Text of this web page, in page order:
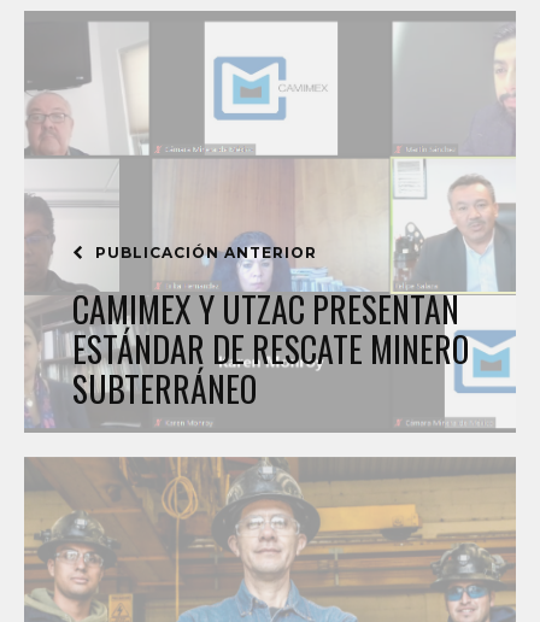
PUBLICACIÓN ANTERIOR
CAMIMEX Y UTZAC PRESENTAN
ESTÁNDAR DE RESCATE MINERO
SUBTERRÁNEO